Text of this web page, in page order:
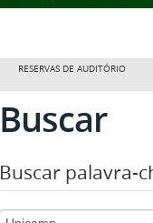
RESERVAS DE AUDITÓRIO
Buscar
Buscar palavra-